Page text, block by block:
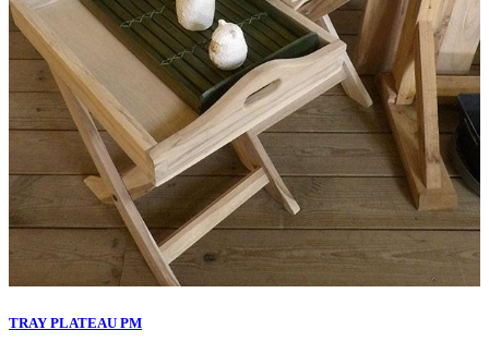
TRAY PLATEAU PM